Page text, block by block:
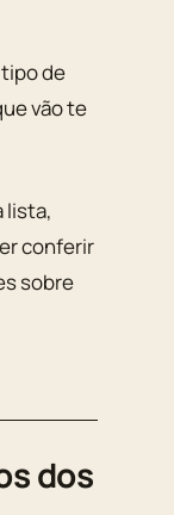
de
vão te
lista,
conferir
sobre
dos